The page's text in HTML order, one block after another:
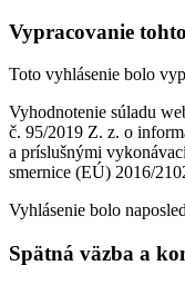
Vypracovanie
Toto vyhlásenie bolo
Vyhodnotenie súladu
č. 95/2019 Z. z. o
a príslušnými
smernice (EÚ) 2016/
Vyhlásenie bolo
Spätná väzba a